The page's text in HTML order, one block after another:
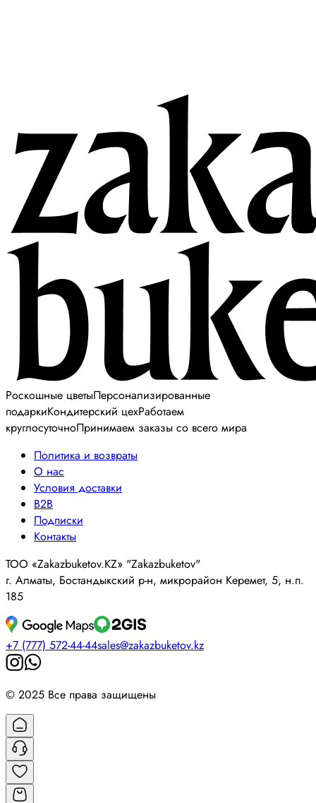
Роскошные цветыПерсонализированные
подаркиКондитерский цехРаботаем
круглосуточноПринимаем заказы со всего мира
Политика и возвраты
О нас
Условия доставки
B2B
Подписки
Контакты
ТОО «Zakazbuketov.KZ» "Zakazbuketov"
г. Алматы, Бостандыкский р-н, микрорайон Керемет, 5, н.п.
185
+7 (777) 572-44-44sales@zakazbuketov.kz
© 2025 Все права защищены